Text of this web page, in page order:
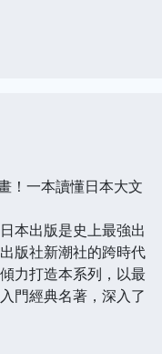
！一本讀懂日本大文
本出版是史上最強出
版社新潮社的跨時代
力打造本系列，以最
門經典名著，深入了